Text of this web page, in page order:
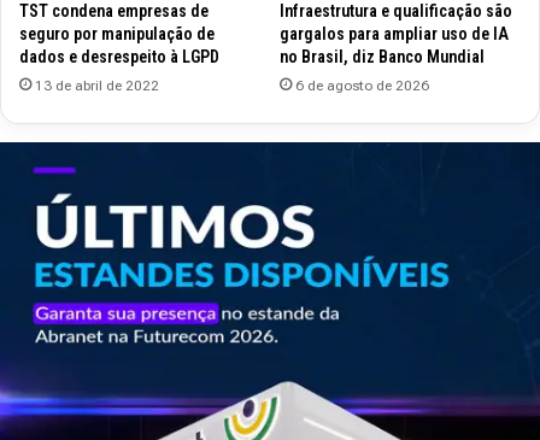
TST condena empresas de
seguro por manipulação de
dados e desrespeito à LGPD
13 de abril de 2022
Infraestrutura e qualificação são
gargalos para ampliar uso de IA
no Brasil, diz Banco Mundial
6 de agosto de 2026